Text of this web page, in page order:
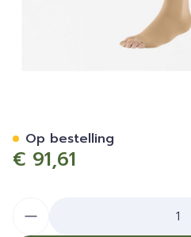
€ 91,61
Op bestelling